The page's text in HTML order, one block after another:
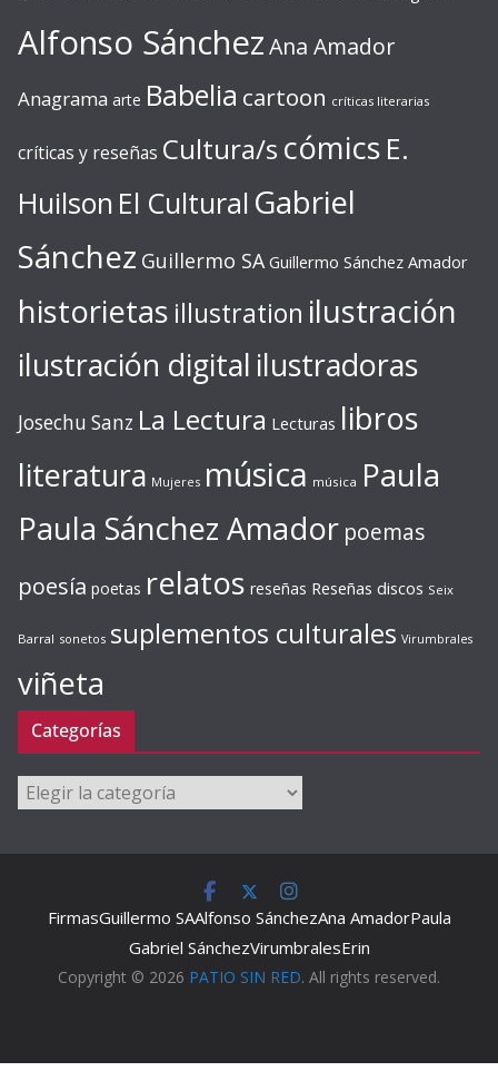
Alfonso SánchezAna Amador
Anagrama arte Babelia cartoon críticas literarias
críticas y reseñas Cultura/s cómics E.
Huilson El Cultural Gabriel
Sánchez Guillermo SA Guillermo Sánchez Amador
historietas illustration ilustración
ilustración digital ilustradoras
Josechu Sanz La Lectura Lecturas libros
literatura Mujeres música música Paula
Paula Sánchez Amador poemas
poesía poetas relatos reseñas Reseñas discos Seix
Barral sonetos suplementos culturales Virumbrales
viñeta
Categorías
Categorías
FirmasGuillermo SAAlfonso SánchezAna AmadorPaula
Gabriel SánchezVirumbralesErin
Copyright © 2026 PATIO SIN RED. All rights reserved.